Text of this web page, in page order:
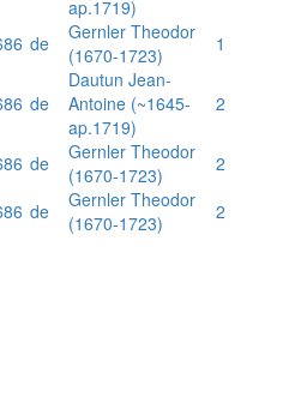
ap.1719)
de
Gernler Theodor
(1670-1723)
1
de
Dautun Jean-
Antoine (~1645-
ap.1719)
2
de
Gernler Theodor
(1670-1723)
2
de
Gernler Theodor
(1670-1723)
2